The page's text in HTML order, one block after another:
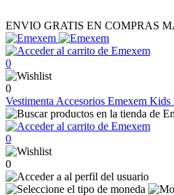
ENVIO GRATIS EN COMPRAS
0
0
Vestimenta Accesorios Emexem Kids
0
0